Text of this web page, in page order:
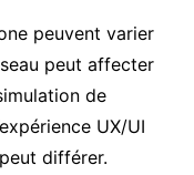
peuvent varier
peut affecter
de
UX/UI
différer.